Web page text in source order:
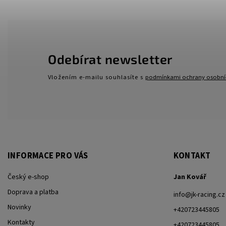
INFORMACE PRO VÁS
Český e-shop
Doprava a platba
Novinky
Kontakty
KONTAKT
Jan Kovář
info@jk-racing.cz
+420723445805
Odebírat newsletter
Vložením e-mailu souhlasíte s podmínkami ochrany